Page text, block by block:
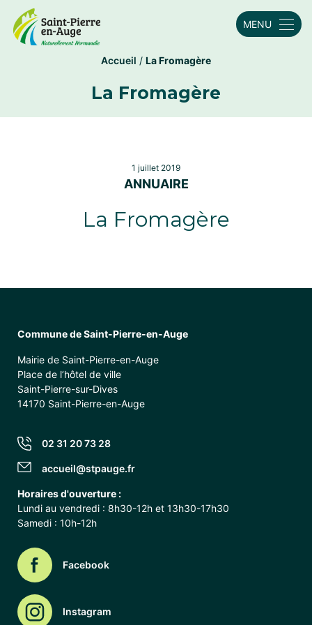
MENU
Accueil / La Fromagère
La Fromagère
1 juillet 2019
ANNUAIRE
La Fromagère
Commune de Saint-Pierre-en-Auge
Mairie de Saint-Pierre-en-Auge
Place de l’hôtel de ville
Saint-Pierre-sur-Dives
14170 Saint-Pierre-en-Auge
02 31 20 73 28
accueil@stpauge.fr
Horaires d'ouverture :
Lundi au vendredi : 8h30-12h et 13h30-17h30
Samedi : 10h-12h
Facebook
Instagram